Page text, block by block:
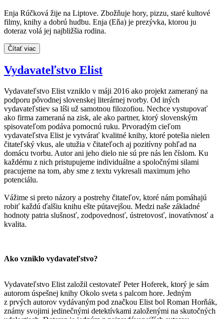
Enja Rúčková žije na Liptove. Zbožňuje hory, pizzu, staré kultové
filmy, knihy a dobrú hudbu. Enja (Eňa) je prezývka, ktorou ju
doteraz volá jej najbližšia rodina.
Čítať viac
Vydavateľstvo Elist
Vydavateľstvo Elist vzniklo v máji 2016 ako projekt zameraný na
podporu pôvodnej slovenskej literárnej tvorby. Od iných
vydavateľstiev sa líši už samotnou filozofiou. Nechce vystupovať
ako firma zameraná na zisk, ale ako partner, ktorý slovenským
spisovateľom podáva pomocnú ruku. Prvoradým cieľom
vydavateľstva Elist je vytvárať kvalitné knihy, ktoré potešia nielen
čitateľský vkus, ale utužia v čitateľoch aj pozitívny pohľad na
domácu tvorbu. Autor ani jeho dielo nie sú pre nás len číslom. Ku
každému z nich pristupujeme individuálne a spoločnými silami
pracujeme na tom, aby sme z textu vykresali maximum jeho
potenciálu.
Vážime si preto názory a postrehy čitateľov, ktoré nám pomáhajú
robiť každú ďalšiu knihu ešte pútavejšou. Medzi naše základné
hodnoty patria slušnosť, zodpovednosť, ústretovosť, inovatívnosť a
kvalita.
Ako vzniklo vydavateľstvo?
Vydavateľstvo Elist založil cestovateľ Peter Hoferek, ktorý je sám
autorom úspešnej knihy Okolo sveta s palcom hore. Jedným
z prvých autorov vydávaným pod značkou Elist bol Roman Horňák,
známy svojimi jedinečnými detektívkami založenými na skutočných